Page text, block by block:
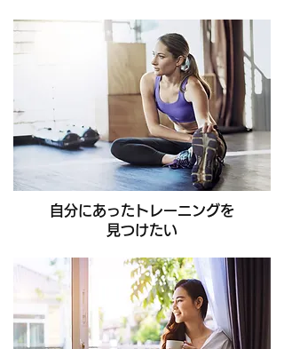
自分にあったトレーニングを
見つけたい